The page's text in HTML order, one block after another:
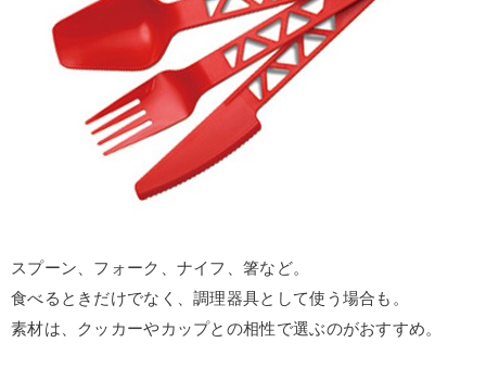
スプーン、フォーク、ナイフ、箸など。
食べるときだけでなく、調理器具として使う場合も。
素材は、クッカーやカップとの相性で選ぶのがおすすめ。